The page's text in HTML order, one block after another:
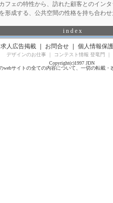
フェの特性から、訪れた顧客とのイン
形成する、公共空間の性格を持ち合わ
i n d e x
求人広告掲載｜ お問合せ｜ 個人情報保
デザインのお仕事｜ コンテスト情報 登竜門
Copyright(c)1997 JDN
webサイトの全ての内容について、一切の転載・